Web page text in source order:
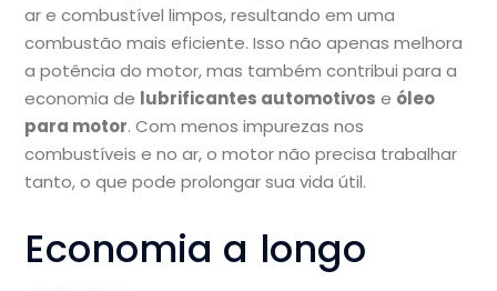
ar e combustível limpos, resultando em uma
combustão mais eficiente. Isso não apenas melhora
a potência do motor, mas também contribui para a
economia de lubrificantes automotivos e óleo
para motor. Com menos impurezas nos
combustíveis e no ar, o motor não precisa trabalhar
tanto, o que pode prolongar sua vida útil.
Economia a longo